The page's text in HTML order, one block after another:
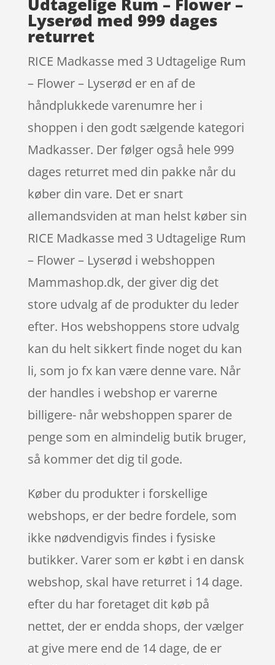
Lyserød med 999 dages
returret
RICE Madkasse med 3 Udtagelige Rum
– Flower – Lyserød er en af de
håndplukkede varenumre her i
shoppen i den godt sælgende kategori
Madkasser. Der følger også hele 999
dages returret med din pakke når du
køber din vare. Det er snart
allemandsviden at man helst køber sin
RICE Madkasse med 3 Udtagelige Rum
– Flower – Lyserød i webshoppen
Mammashop.dk, der giver dig det
store udvalg af de produkter du leder
efter. Hos webshoppens store udvalg
kan du helt sikkert finde noget du kan
li, som jo fx kan være denne vare. Når
der handles i webshop er varerne
billigere- når webshoppen sparer de
penge som en almindelig butik bruger,
så kommer det dig til gode.
Køber du produkter i forskellige
webshops, er der bedre fordele, som
ikke nødvendigvis findes i fysiske
butikker. Varer som er købt i en dansk
webshop, skal have returret i 14 dage.
efter du har foretaget dit køb på
nettet, der er endda shops, der vælger
at give mere end de 14 dage, de er